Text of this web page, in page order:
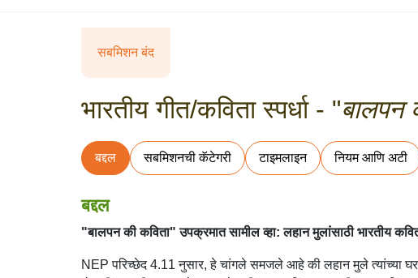
सबमिशन बंद
भारतीय गीत/कविता स्पर्धा - "बालपन
बद्दल सबमिशनची कॅटेगरी टाइमलाइन नियम आणि अटी
बद्दल
"बालपन की कविता" उपक्रमात सामील व्हा: लहान मुलांसाठी भारतीय
NEP परिच्छेद 4.11 नुसार, हे चांगले समजले आहे की लहान मुले त्यांच्या